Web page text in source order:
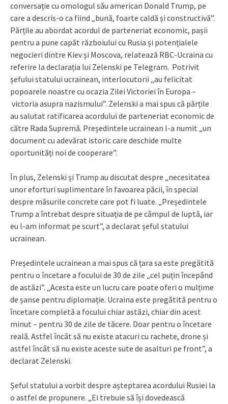
conversație cu omologul său american Donald Trump, pe
care a descris-o ca fiind „bună, foarte caldă și constructivă”.
Părțile au abordat acordul de parteneriat economic, pașii
pentru a pune capăt războiului cu Rusia și potențialele
negocieri dintre Kiev și Moscova, relatează RBC-Ucraina cu
referire la declarația lui Zelenski pe Telegram. Potrivit
șefului statului ucrainean, interlocutorii „au felicitat
popoarele noastre cu ocazia Zilei Victoriei în Europa –
victoria asupra nazismului”. Zelenski a mai spus că părțile
au salutat ratificarea acordului de parteneriat economic de
către Rada Supremă. Președintele ucrainean l-a numit „un
document cu adevărat istoric care deschide multe
oportunități noi de cooperare”.
În plus, Zelenski și Trump au discutat despre „necesitatea
unor eforturi suplimentare în favoarea păcii, în special
despre măsurile concrete care pot fi luate. „Președintele
Trump a întrebat despre situația de pe câmpul de luptă, iar
eu l-am informat pe scurt”, a declarat șeful statului
ucrainean.
Președintele ucrainean a mai spus că țara sa este pregătită
pentru o încetare a focului de 30 de zile „cel puțin începând
de astăzi”. „Acesta este un lucru care poate oferi o mulțime
de șanse pentru diplomație. Ucraina este pregătită pentru o
încetare completă a focului chiar astăzi, chiar din acest
minut – pentru 30 de zile de tăcere. Doar pentru o încetare
reală. Astfel încât să nu existe atacuri cu rachete, drone și
astfel încât să nu existe aceste sute de asalturi pe front”, a
declarat Zelenski.
Șeful statului a vorbit despre așteptarea acordului Rusiei la
o astfel de propunere. „Ei trebuie să își dovedească